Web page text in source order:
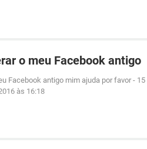
o meu Facebook antigo
Facebook antigo mim ajuda por favor-
às 16:18